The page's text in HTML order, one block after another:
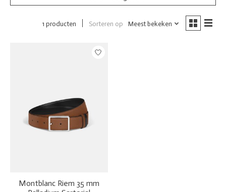
1 producten Sorteren op Meest bekeken
Montblanc Riem 35 mm